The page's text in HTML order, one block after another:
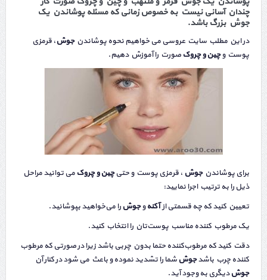
چندان آسانی نیست به خصوص زمانی که مسئله پوشاندن یک
جوش بزرگ باشد.
در این مطلب سایت عروسی می خواهیم نحوه پوشاندنجوش، قرمزی
پوست وچینو چروک صورت را آموزش دهیم.
برای پوشاندنجوش ، قرمزی پوست و حتیچینوچروک می توانید مراحل
ذیل را به ترتیب اجرا نمایید:
تعیین کنید که چه قسمتی ازآکنهوجوش را می‌خواهید بپوشانید.
یک مرطوب‌ کننده مناسب پوست‌تان را انتخاب کنید.
دقت کنید که مرطوب‌کننده حتما بدون چربی باشد زیرا در صورتی که مرطوب
کننده چرب باشدجوش شما را تشدید نموده و باعث می شود در کنار آن
جوشدیگری به وجود آید.